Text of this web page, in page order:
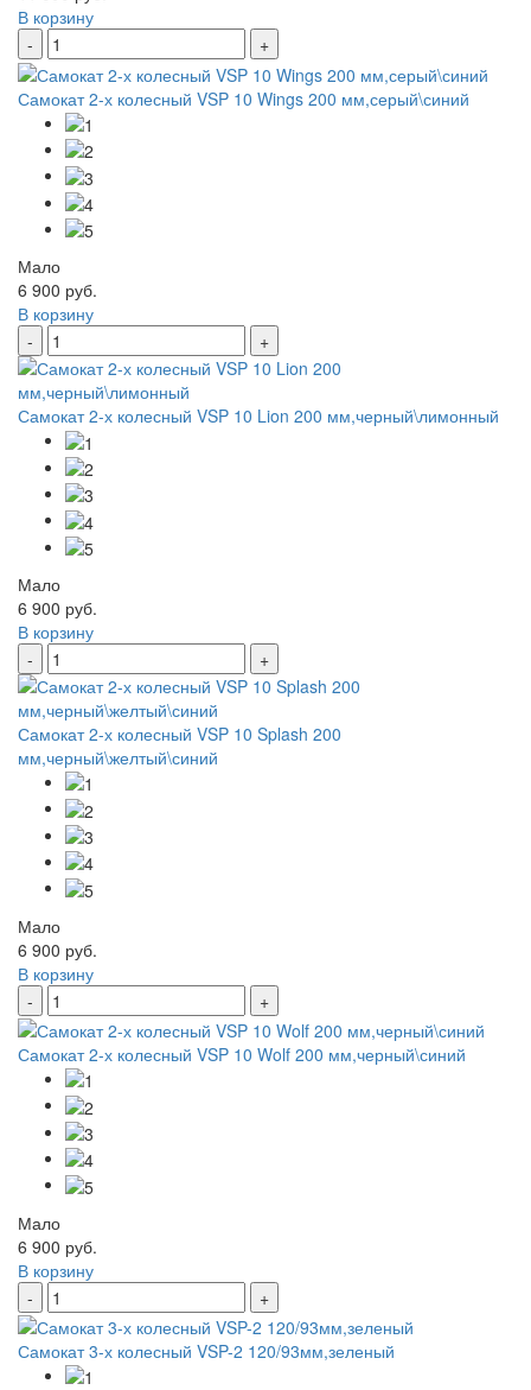
В корзину
-
+
Самокат 2-х колесный VSP 10 Wings 200 мм,серый\синий
Мало
6 900 руб.
В корзину
-
+
Самокат 2-х колесный VSP 10 Lion 200 мм,черный\лимонный
Мало
6 900 руб.
В корзину
-
+
Самокат 2-х колесный VSP 10 Splash 200
мм,черный\желтый\синий
Мало
6 900 руб.
В корзину
-
+
Самокат 2-х колесный VSP 10 Wolf 200 мм,черный\синий
Мало
6 900 руб.
В корзину
-
+
Самокат 3-х колесный VSP-2 120/93мм,зеленый